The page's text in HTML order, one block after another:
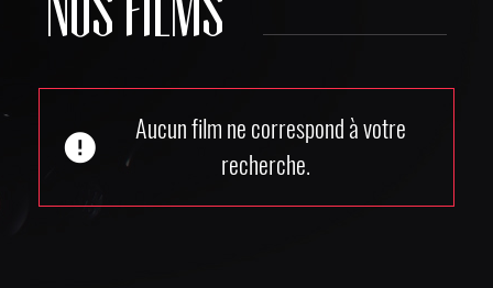
error
Aucun film ne correspond à votre
recherche.